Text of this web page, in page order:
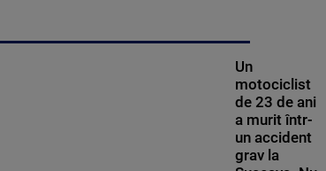
Un
motociclist
de 23 de ani
a murit într-
un accident
grav la